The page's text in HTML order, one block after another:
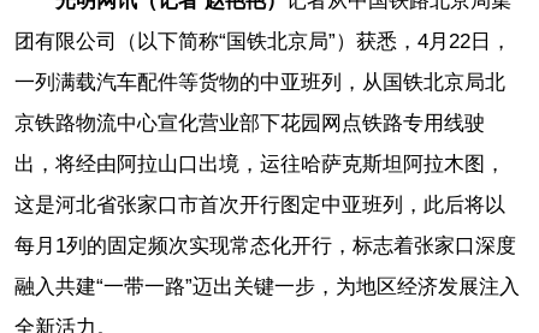
团有限公司（以下简称“国铁北京局”）获悉，4月22日，
一列满载汽车配件等货物的中亚班列，从国铁北京局北
京铁路物流中心宣化营业部下花园网点铁路专用线驶
出，将经由阿拉山口出境，运往哈萨克斯坦阿拉木图，
这是河北省张家口市首次开行图定中亚班列，此后将以
每月1列的固定频次实现常态化开行，标志着张家口深度
融入共建“一带一路”迈出关键一步，为地区经济发展注入
全新活力。